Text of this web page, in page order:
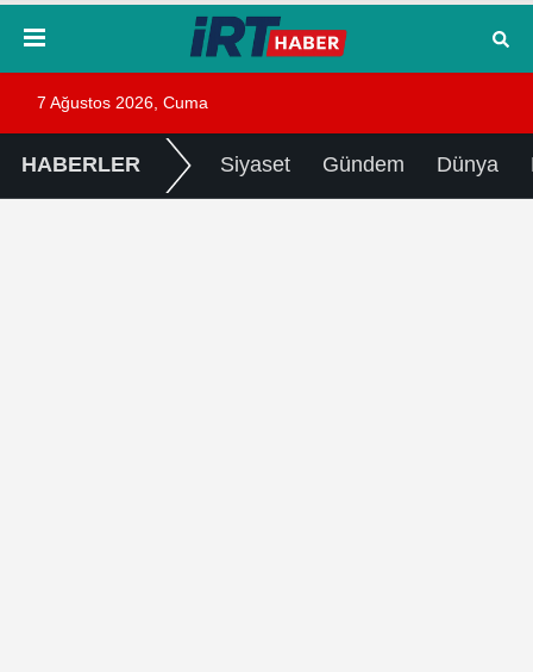
7 Ağustos 2026, Cuma
HABERLER Siyaset Gündem Dünya